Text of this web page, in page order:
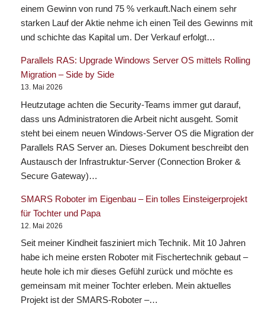
einem Gewinn von rund 75 % verkauft.Nach einem sehr
starken Lauf der Aktie nehme ich einen Teil des Gewinns mit
und schichte das Kapital um. Der Verkauf erfolgt…
Parallels RAS: Upgrade Windows Server OS mittels Rolling
Migration – Side by Side
13. Mai 2026
Heutzutage achten die Security-Teams immer gut darauf,
dass uns Administratoren die Arbeit nicht ausgeht. Somit
steht bei einem neuen Windows-Server OS die Migration der
Parallels RAS Server an. Dieses Dokument beschreibt den
Austausch der Infrastruktur-Server (Connection Broker &
Secure Gateway)…
SMARS Roboter im Eigenbau – Ein tolles Einsteigerprojekt
für Tochter und Papa
12. Mai 2026
Seit meiner Kindheit fasziniert mich Technik. Mit 10 Jahren
habe ich meine ersten Roboter mit Fischertechnik gebaut –
heute hole ich mir dieses Gefühl zurück und möchte es
gemeinsam mit meiner Tochter erleben. Mein aktuelles
Projekt ist der SMARS-Roboter –…